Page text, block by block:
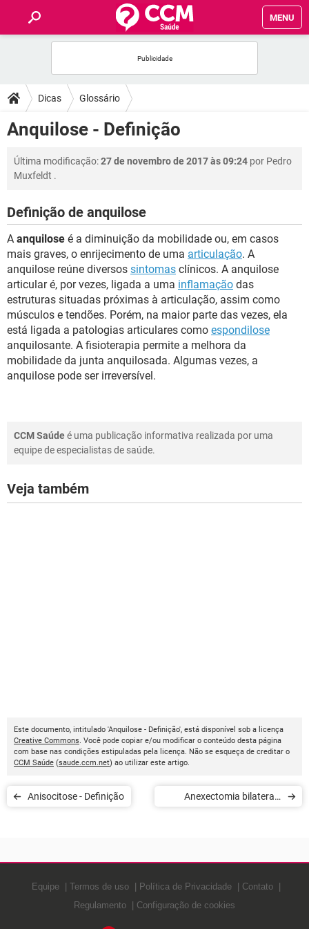
MENU
FÓRUM
SAÚDE
FAMÍLIA
SEXUALIDADE
GLOSSÁRIO
Dicas Glossário
Anquilose - Definição
Última modificação:27 de novembro de 2017 às 09:24 por Pedro
Muxfeldt .
Definição de anquilose
A anquilose é a diminuição da mobilidade ou, em casos
mais graves, o enrijecimento de uma articulação. A
anquilose reúne diversos sintomas clínicos. A anquilose
articular é, por vezes, ligada a uma inflamação das
estruturas situadas próximas à articulação, assim como
músculos e tendões. Porém, na maior parte das vezes, ela
está ligada a patologias articulares como espondilose
anquilosante. A fisioterapia permite a melhora da
mobilidade da junta anquilosada. Algumas vezes, a
anquilose pode ser irreversível.
CCM Saúdeé uma publicação informativa realizada por uma
equipe de especialistas de saúde.
Veja também
Este documento, intitulado 'Anquilose - Definição', está disponível sob a licença
Creative Commons. Você pode copiar e/ou modificar o conteúdo desta página
com base nas condições estipuladas pela licença. Não se esqueça de creditar o
CCM Saúde (saude.ccm.net) ao utilizar este artigo.
Anisocitose - Definição
Anexectomia bilateral -
Equipe Termos de uso Política de Privacidade
Contato
Regulamento
Configuração de cookies